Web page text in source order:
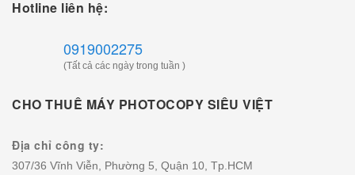
Hotline liên hệ:
0919002275
(Tất cả các ngày trong tuần )
CHO THUÊ MÁY PHOTOCOPY SIÊU VIỆT
Địa chỉ công ty:
307/36 Vĩnh Viễn, Phường 5, Quận 10, Tp.HCM